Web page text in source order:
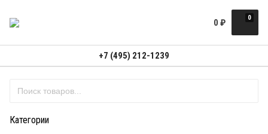
0
0 ₽
+7 (495) 212-1239
Категории